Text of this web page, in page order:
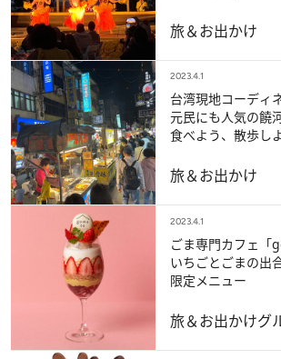
旅＆お出かけ
2023.4.1
台湾現地コーディ
元民にも人気の饒河街夜
食べよう、散歩し
旅＆お出かけ
2023.4.1
ごま専門カフェ「
いちごとごまの出合いを 楽し
限定メニュー
旅＆お出かけグ